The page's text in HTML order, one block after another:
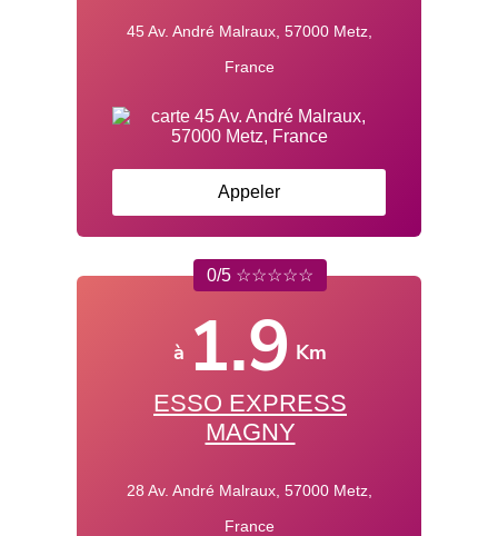
45 Av. André Malraux, 57000 Metz,
France
Appeler
0/5 ☆☆☆☆☆
à 1.9 Km
ESSO EXPRESS
MAGNY
28 Av. André Malraux, 57000 Metz,
France